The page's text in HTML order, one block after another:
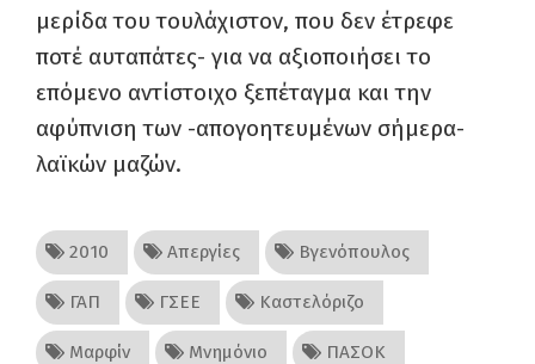
μερίδα του τουλάχιστον, που δεν έτρεφε
ποτέ αυταπάτες- για να αξιοποιήσει το
επόμενο αντίστοιχο ξεπέταγμα και την
αφύπνιση των -απογοητευμένων σήμερα-
λαϊκών μαζών.
2010 Απεργίες Βγενόπουλος
ΓΑΠ ΓΣΕΕ Καστελόριζο
Μαρφίν Μνημόνιο ΠΑΣΟΚ